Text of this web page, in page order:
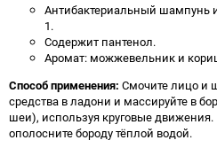
Антибактериальный шампунь
1.
Содержит пантенол.
Аромат: можжевельник и
Способ применения: Смочите лицо и
средства в ладони и массируйте в
шеи), используя круговые движения.
ополосните бороду тёплой водой.